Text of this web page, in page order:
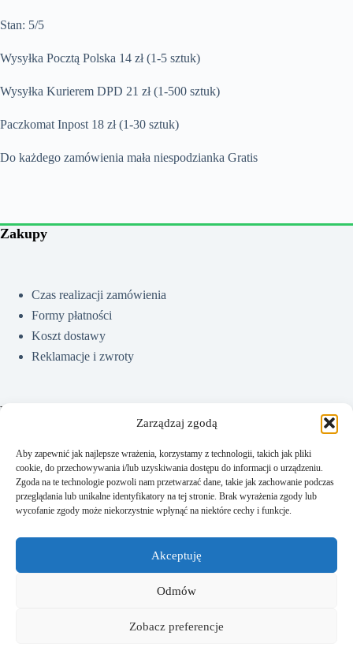
Zarządzaj zgodą
Aby zapewnić jak najlepsze wrażenia, korzystamy z technologii, takich jak pliki
cookie, do przechowywania i/lub uzyskiwania dostępu do informacji o urządzeniu.
Zgoda na te technologie pozwoli nam przetwarzać dane, takie jak zachowanie podczas
przeglądania lub unikalne identyfikatory na tej stronie. Brak wyrażenia zgody lub
wycofanie zgody może niekorzystnie wpłynąć na niektóre cechy i funkcje.
Akceptuję
Odmów
Zobacz preferencje
Stan: 5/5
Wysyłka Pocztą Polska 14 zł (1-5 sztuk)
Wysyłka Kurierem DPD 21 zł (1-500 sztuk)
Paczkomat Inpost 18 zł (1-30 sztuk)
Do każdego zamówienia mała niespodzianka Gratis
Zakupy
Czas realizacji zamówienia
Formy płatności
Koszt dostawy
Reklamacje i zwroty
Pomoc
Jak kupować?
Częste pytania
Polityka prywatności